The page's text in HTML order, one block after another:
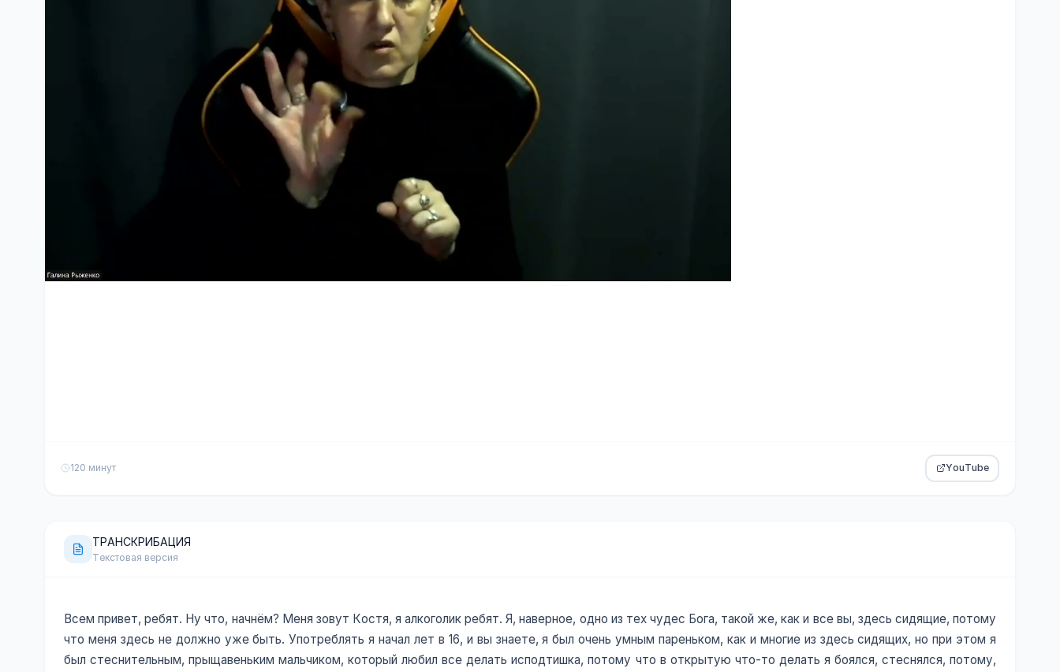
120 минут YouTube
ТРАНСКРИБАЦИЯ
Текстовая версия
Всем привет, ребят. Ну что, начнём? Меня зовут Костя, я алкоголик ребят. Я, наверное, одно из тех чудес Бога, такой же, как и все вы, здесь сидящие, потому
что меня здесь не должно уже быть. Употреблять я начал лет в 16, и вы знаете, я был очень умным пареньком, как и многие из здесь сидящих, но при этом я
был стеснительным, прыщавеньким мальчиком, который любил все делать исподтишка, потому что в открытую что-то делать я боялся, стеснялся, потому,